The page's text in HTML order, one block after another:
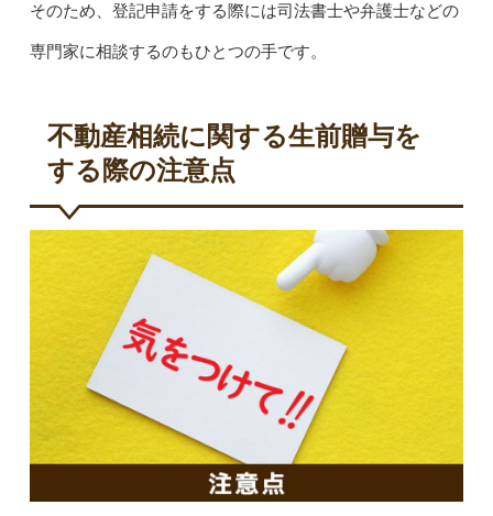
そのため、登記申請をする際には司法書士や弁護士などの
専門家に相談するのもひとつの手です。
不動産相続に関する生前贈与を
する際の注意点